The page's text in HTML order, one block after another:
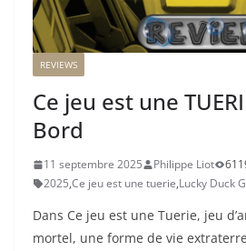
REVIEWS
Ce jeu est une
Bord
11 septembre 2025 Philippe Liot
2025,Ce jeu est une tuerie,Lucky Duck
Dans Ce jeu est une Tuerie, jeu
mortel, une forme de vie